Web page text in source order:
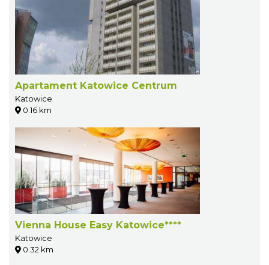
Apartament Katowice Centrum
Katowice
0.16 km
Vienna House Easy Katowice****
Katowice
0.32 km